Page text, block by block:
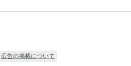
広告の掲載について